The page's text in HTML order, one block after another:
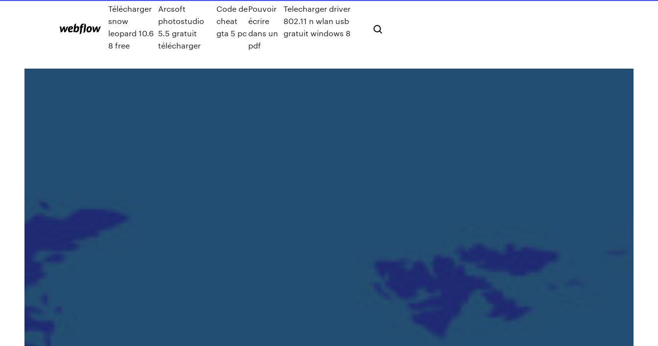
Télécharger
snow
leopard 10.6
8 free
Arcsoft
photostudio
5.5 gratuit
télécharger
Code de
cheat
gta 5 pc
Pouvoir
écrire
dans un
pdf
Telecharger driver
802.11 n wlan usb
gratuit windows 8